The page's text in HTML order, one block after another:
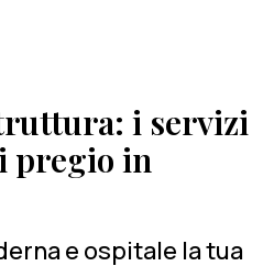
i servizi
pregio in
e ospitale la tua